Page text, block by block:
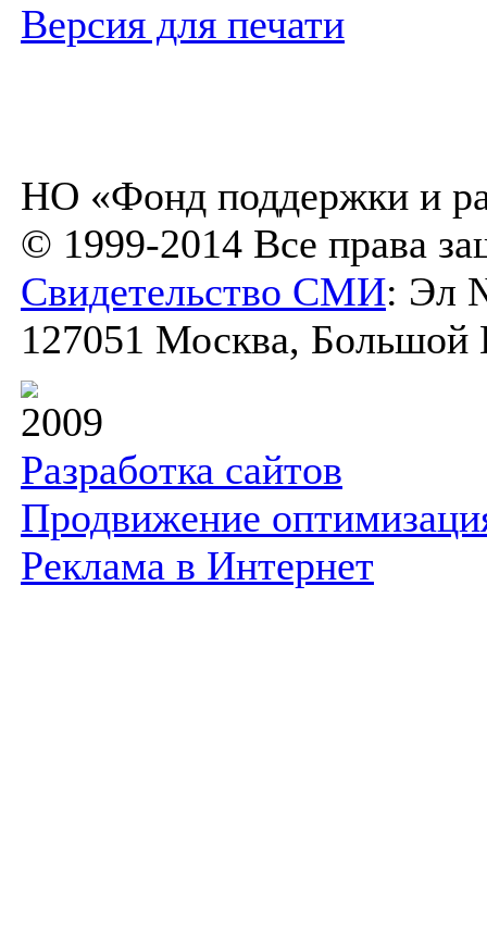
Версия для печати
НО «Фонд поддержки и
© 1999-2014 Все права
Свидетельство СМИ: Эл
127051 Москва, Большой
2009
Разработка сайтов
Продвижение
Реклама в Интернет